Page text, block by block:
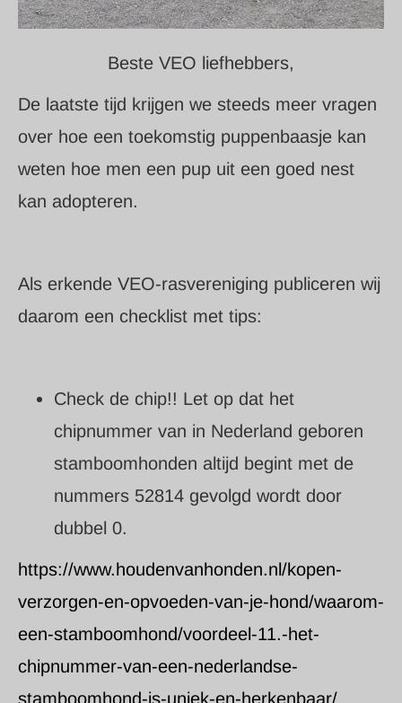
Beste VEO liefhebbers,
De laatste tijd krijgen we steeds meer vragen
over hoe een toekomstig puppenbaasje kan
weten hoe men een pup uit een goed nest
kan adopteren.
Als erkende VEO-rasvereniging publiceren wij
daarom een checklist met tips:
Check de chip!! Let op dat het
chipnummer van in Nederland geboren
stamboomhonden altijd begint met de
nummers 52814 gevolgd wordt door
dubbel 0.
https://www.houdenvanhonden.nl/kopen-
verzorgen-en-opvoeden-van-je-hond/waarom-
een-stamboomhond/voordeel-11.-het-
chipnummer-van-een-nederlandse-
stamboomhond-is-uniek-en-herkenbaar/